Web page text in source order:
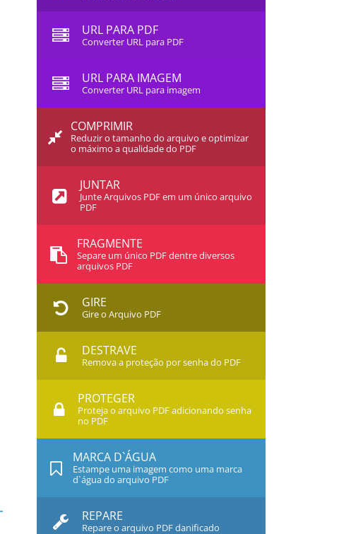
URL PARA PDF
Converter URL para PDF
URL PARA IMAGEM
Converter URL para imagem
COMPRIMIR
Reduzir o tamanho do arquivo e optimizar
o máximo a qualidade do PDF
JUNTAR
Junte Arquivos PDF em um único arquivo
PDF
FRAGMENTE
Separe um único PDF dentre diversos
arquivos PDF
GIRE
Gire o Arquivo PDF
DESTRAVE
Remova a proteção por senha do PDF
PROTEGER
Proteja o arquivo PDF adicionando senha
no PDF
MARCA D`ÁGUA
Estampe uma imagem como uma marca
d`água do arquivo PDF
REPARE
Repare o arquivo PDF danificado